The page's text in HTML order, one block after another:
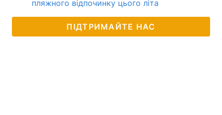
пляжного відпочинку цього літа
ПІДТРИМАЙТЕ НАС